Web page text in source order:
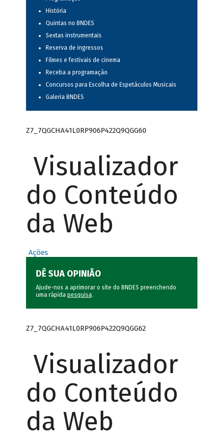
História
Quintas no BNDES
Sextas instrumentais
Reserva de ingressos
Filmes e festivais de cinema
Receba a programação
Concursos para Escolha de Espetáculos Musicais
Galeria BNDES
Z7_7QGCHA41L0RP906P422Q9QGG60
Visualizador
do Conteúdo
da Web
Ações
DÊ SUA OPINIÃO
Ajude-nos a aprimorar o site do BNDES preenchendo
uma rápida pesquisa.
Z7_7QGCHA41L0RP906P422Q9QGG62
Visualizador
do Conteúdo
da Web